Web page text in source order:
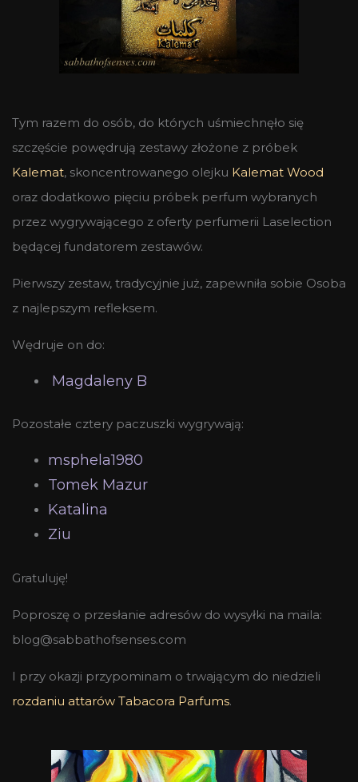
Tym razem do osób, do których uśmiechnęło się
szczęście powędrują zestawy złożone z próbek
Kalemat, skoncentrowanego olejku Kalemat Wood
oraz dodatkowo pięciu próbek perfum wybranych
przez wygrywającego z oferty perfumerii Laselection
będącej fundatorem zestawów.
Pierwszy zestaw, tradycyjnie już, zapewniła sobie Osoba
z najlepszym refleksem.
Wędruje on do:
Magdaleny B
Pozostałe cztery paczuszki wygrywają:
msphela1980
Tomek Mazur
Katalina
Ziu
Gratuluję!
Poproszę o przesłanie adresów do wysyłki na maila:
blog@sabbathofsenses.com
I przy okazji przypominam o trwającym do niedzieli
rozdaniu attarów Tabacora Parfums.